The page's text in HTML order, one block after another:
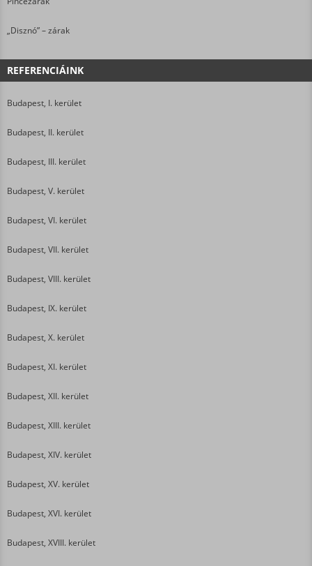
„Disznó” – zárak
REFERENCIÁINK
Budapest, I. kerület
Budapest, II. kerület
Budapest, III. kerület
Budapest, V. kerület
Budapest, VI. kerület
Budapest, VII. kerület
Budapest, VIII. kerület
Budapest, IX. kerület
Budapest, X. kerület
Budapest, XI. kerület
Budapest, XII. kerület
Budapest, XIII. kerület
Budapest, XIV. kerület
Budapest, XV. kerület
Budapest, XVI. kerület
Budapest, XVIII. kerület